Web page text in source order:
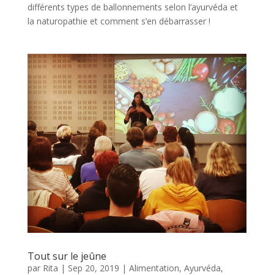
différents types de ballonnements selon l’ayurvéda et
la naturopathie et comment s’en débarrasser !
Tout sur le jeûne
par Rita | Sep 20, 2019 | Alimentation, Ayurvéda,